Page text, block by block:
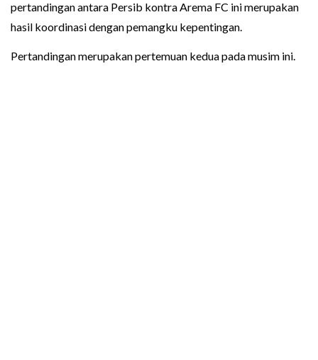
pertandingan antara Persib kontra Arema FC ini merupakan
hasil koordinasi dengan pemangku kepentingan.
Pertandingan merupakan pertemuan kedua pada musim ini.